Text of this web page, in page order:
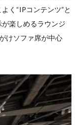
く“IPコンテンツ”と
楽しめるラウンジ
けソファ席が中心